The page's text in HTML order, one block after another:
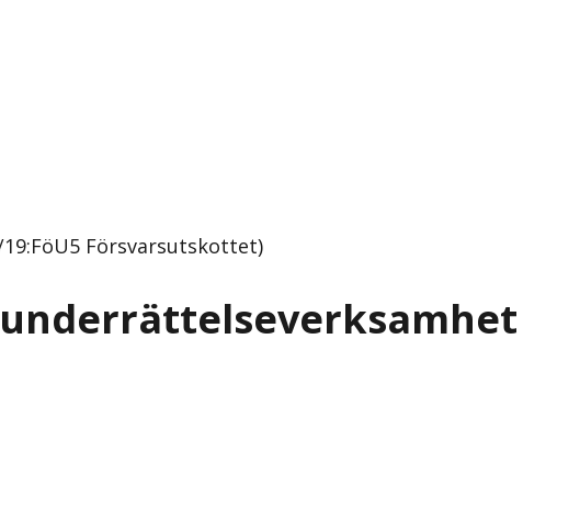
Försvarsutskottet)